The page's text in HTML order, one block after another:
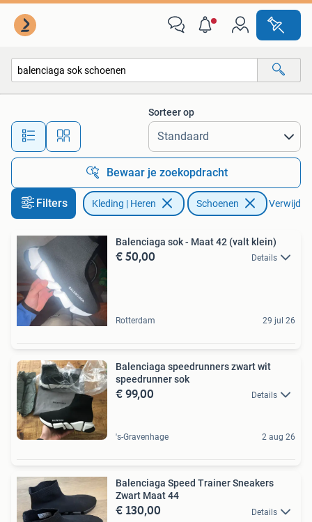
Alle afstanden…
Sorteer op
Bewaar je zoekopdracht
Filters Kleding | Heren Schoenen Verwijder
Balenciaga sok - Maat 42 (valt klein)
€ 50,00 Details
Rotterdam 29 jul 26
Balenciaga speedrunners zwart wit
speedrunner sok
€ 99,00 Details
's-Gravenhage 2 aug 26
Balenciaga Speed Trainer Sneakers
Zwart Maat 44
€ 130,00 Details